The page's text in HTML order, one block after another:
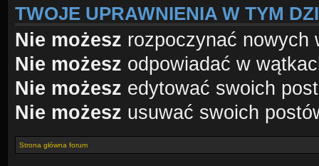
TWOJE UPRAWNIENIA W TYM
Nie możesz rozpoczynać nowych
Nie możesz odpowiadać w
Nie możesz edytować swoich
Nie możesz usuwać swoich
Strona główna forum